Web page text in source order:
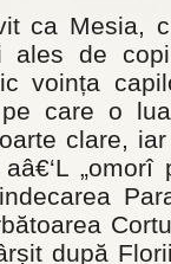
ca Mesia,
ales de
voința
care o
clare,
după